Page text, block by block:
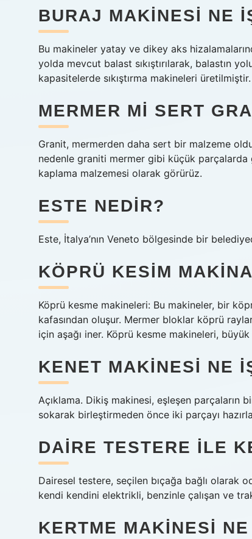
BURAJ MAKINESI NE
Bu makineler yatay ve dikey aks
yolda mevcut balast sıkıştırılarak, balastın
kapasitelerde sıkıştırma makineleri üretilmiştir.
MERMER MI SERT
Granit, mermerden daha sert bir malzeme
nedenle graniti mermer gibi küçük parçalarda
kaplama malzemesi olarak görürüz.
ESTE NEDIR?
Este, İtalya’nın Veneto bölgesinde bir
KÖPRÜ KESIM
Köprü kesme makineleri: Bu makineler, bir
kafasından oluşur. Mermer bloklar köprü
için aşağı iner. Köprü kesme makineleri,
KENET MAKINESI NE
Açıklama. Dikiş makinesi, eşleşen parçaların
sokarak birleştirmeden önce iki parçayı
DAIRE TESTERE ILE
Dairesel testere, seçilen bıçağa bağlı olarak
kendi kendini elektrikli, benzinle çalışan ve
KERTME MAKINESI